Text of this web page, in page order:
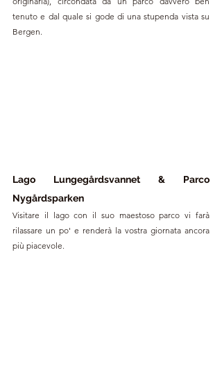
tenuto e dal quale si gode di una stupenda vista su
Bergen.
Lago Lungegårdsvannet & Parco
Nygårdsparken
Visitare il lago con il suo maestoso parco vi farà
rilassare un po' e renderà la vostra giornata ancora
più piacevole.